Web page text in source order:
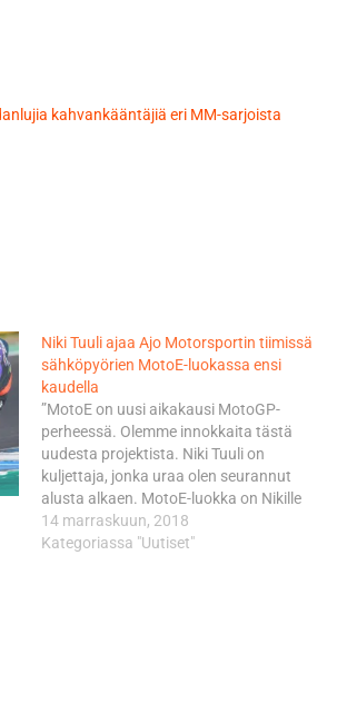
kahvankääntäjiä eri MM-sarjoista
Niki Tuuli ajaa Ajo Motorsportin tiimissä
sähköpyörien MotoE-luokassa ensi
kaudella
”MotoE on uusi aikakausi MotoGP-
perheessä. Olemme innokkaita tästä
uudesta projektista. Niki Tuuli on
kuljettaja, jonka uraa olen seurannut
alusta alkaen. MotoE-luokka on Nikille
hyvä pohja jatkaa kehitystä kilpa-
ajajana”, Aki Ajo toteaa. Tuuli päättää
14 marraskuun, 2018
Kategoriassa "Uutiset"